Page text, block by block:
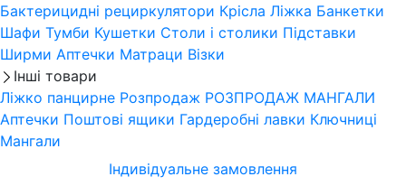
Бактерицидні рециркулятори Крісла Ліжка Банкетки
Шафи Тумби Кушетки Столи і столики Підставки
Ширми Аптечки Матраци Візки
Інші товари
Ліжко панцирне Розпродаж РОЗПРОДАЖ МАНГАЛИ
Аптечки Поштові ящики Гардеробні лавки Ключниці
Мангали
Індивідуальне замовлення